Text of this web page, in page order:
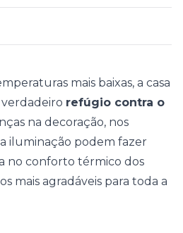
mais baixas, a casa
refúgio contra o
na decoração, nos
iluminação podem fazer
no conforto térmico dos
mais agradáveis para toda a